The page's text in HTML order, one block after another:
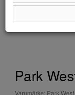
Park
Varumärke: Park West